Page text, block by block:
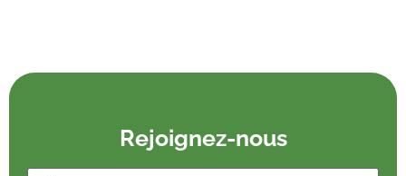
Rejoignez-nous